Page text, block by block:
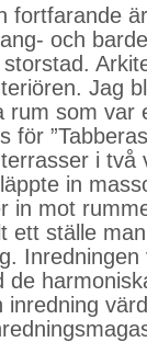
fortfarande
och
Jag
rum som var
för
i två
in
in mot
ett ställe
de